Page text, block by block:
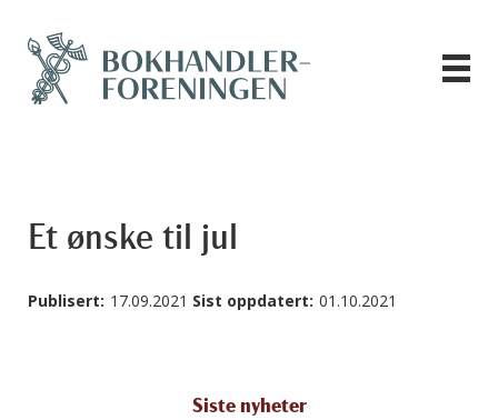
Et ønske til jul
Publisert: 17.09.2021 Sist oppdatert: 01.10.2021
Siste nyheter